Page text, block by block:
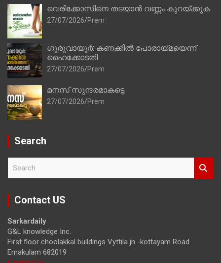
വെരിക്കോസിനെ തടയാൻ വണ്ണം കുറയ്ക്കുക
27/07/2026 Prem
ഗുരുവായൂർ: കണക്കിൽ പോരായ്മയെന്ന്
ഹൈക്കോടതി
27/07/2026 Prem
മനസ് സുന്ദരമാകട്ടെ
27/07/2026 Prem
Search
r
Contact US
Sarkardaily
G&L knowledge Inc.
First floor choolakkal buildings Vyttila jn -kottayam Road
Ernakulam 682019